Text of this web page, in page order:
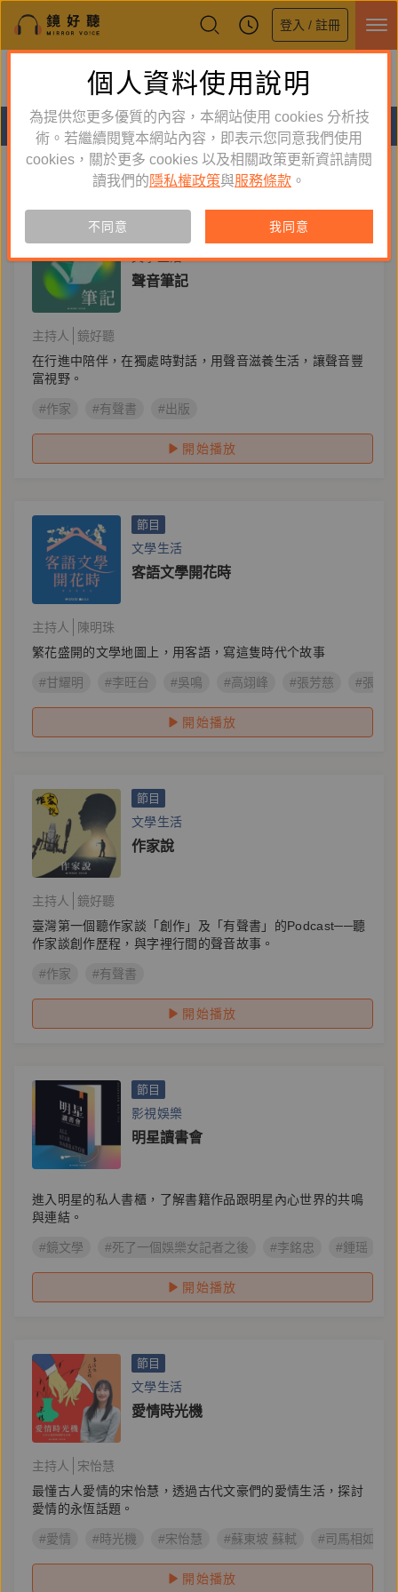
登入 / 註冊
鏡好聽全新APP上線
體驗全面升級，即刻下載
分類
聽書 聽課程
文學生活
聲音筆記
主持人
鏡好聽
在行進中陪伴，在獨處時對話，用聲音滋養生活，讓聲音豐
富視野。
#作家 #有聲書 #出版
開始播放
節目
文學生活
客語文學開花時
主持人
陳明珠
繁花盛開的文學地圖上，用客語，寫這隻時代个故事
#甘耀明 #李旺台 #吳鳴 #高翊峰 #張芳慈 #張郅
開始播放
節目
文學生活
作家說
主持人
鏡好聽
臺灣第一個聽作家談「創作」及「有聲書」的Podcast──聽
作家談創作歷程，與字裡行間的聲音故事。
#作家 #有聲書
開始播放
節目
影視娛樂
明星讀書會
進入明星的私人書櫃，了解書籍作品跟明星內心世界的共鳴
與連結。
#鏡文學 #死了一個娛樂女記者之後 #李銘忠 #鍾瑶
開始播放
節目
文學生活
愛情時光機
主持人
宋怡慧
最懂古人愛情的宋怡慧，透過古代文豪們的愛情生活，探討
愛情的永恆話題。
#愛情 #時光機 #宋怡慧 #蘇東坡 蘇軾 #司馬相如 卓
開始播放
個人資料使用說明
為提供您更多優質的內容，本網站使用 cookies 分析技
術。若繼續閱覽本網站內容，即表示您同意我們使用
cookies，關於更多 cookies 以及相關政策更新資訊請閱
讀我們的 隱私權政策與服務條款 。
不同意 我同意